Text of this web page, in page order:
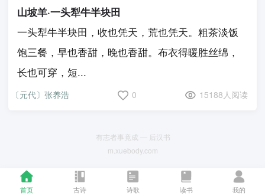
首页 古诗 诗歌 读书 我的
山坡羊·一头犁牛半块田
一头犁牛半块田，收也凭天，荒也凭天。粗茶淡饭
饱三餐，早也香甜，晚也香甜。布衣得暖胜丝绵，
长也可穿，短...
〔元代〕张养浩 0 15188人阅读
有志者事竟成 — 后汉书
m.xuebody.com